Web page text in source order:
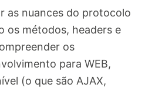
as nuances do protocolo
os métodos, headers e
os
para WEB,
(o que são AJAX,